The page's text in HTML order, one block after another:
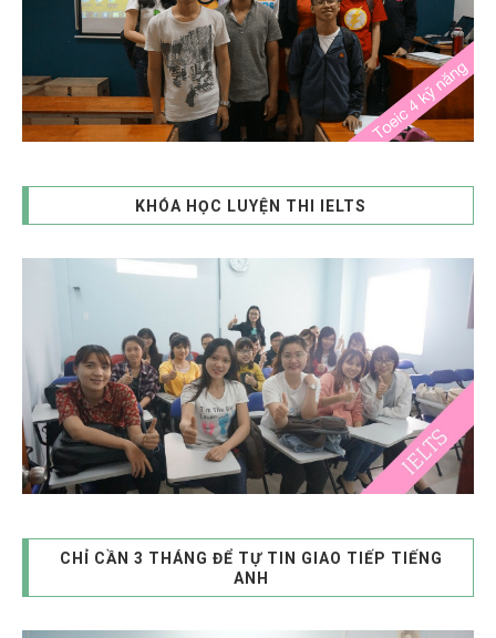
KHÓA HỌC LUYỆN THI IELTS
CHỈ CẦN 3 THÁNG ĐỂ TỰ TIN GIAO TIẾP TIẾNG
ANH